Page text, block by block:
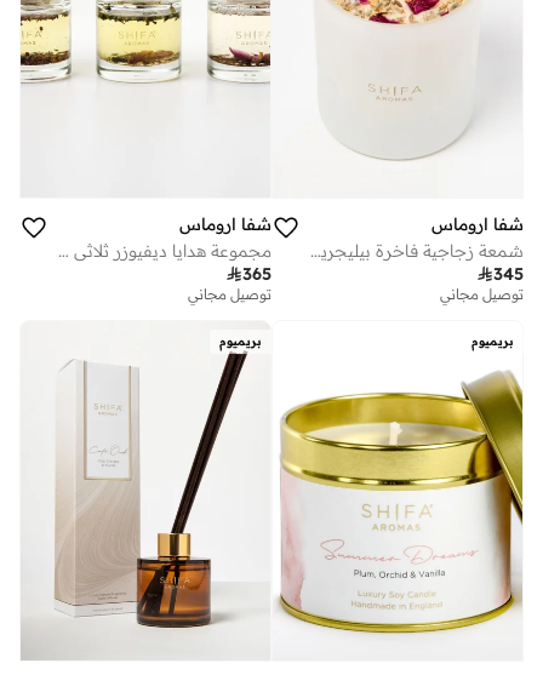
شفا اروماس
شمعة زجاجية فاخرة بيليجريم مل - لافندر، ليمون وخشب الأرز
345
توصيل مجاني
شفا اروماس
مجموعة هدايا ديفيوزر ثلاثي - أحلام الصيف، بيلجريم، وردة منتصف الليل
365
توصيل مجاني
بريميوم بريميوم